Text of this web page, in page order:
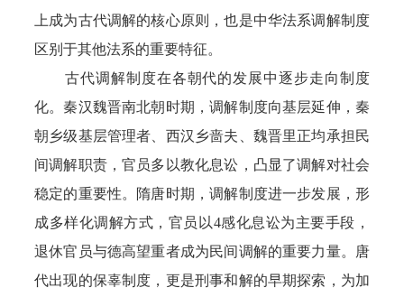
上成为古代调解的核心原则，也是中华法系调解制度
区别于其他法系的重要特征。
古代调解制度在各朝代的发展中逐步走向制度
化。秦汉魏晋南北朝时期，调解制度向基层延伸，秦
朝乡级基层管理者、西汉乡啬夫、魏晋里正均承担民
间调解职责，官员多以教化息讼，凸显了调解对社会
稳定的重要性。隋唐时期，调解制度进一步发展，形
成多样化调解方式，官员以4感化息讼为主要手段，
退休官员与德高望重者成为民间调解的重要力量。唐
代出现的保辜制度，更是刑事和解的早期探索，为加